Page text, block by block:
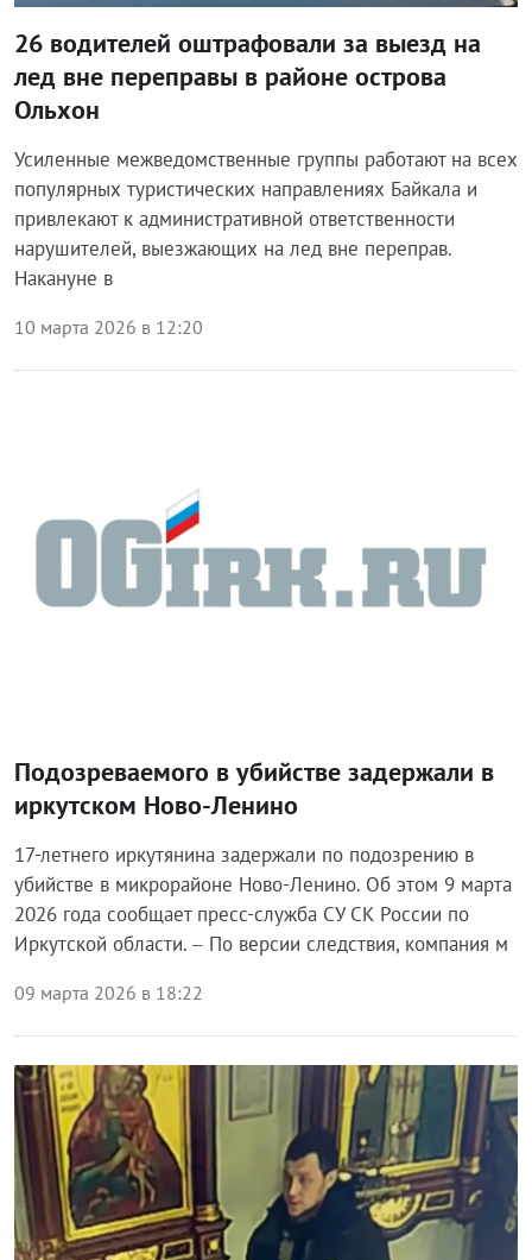
26 водителей оштрафовали за выезд на
лед вне переправы в районе острова
Ольхон
Усиленные межведомственные группы работают на всех
популярных туристических направлениях Байкала и
привлекают к административной ответственности
нарушителей, выезжающих на лед вне переправ.
Накануне в
10 марта 2026 в 12:20
Подозреваемого в убийстве задержали в
иркутском Ново-Ленино
17-летнего иркутянина задержали по подозрению в
убийстве в микрорайоне Ново-Ленино. Об этом 9 марта
2026 года сообщает пресс-служба СУ СК России по
Иркутской области. – По версии следствия, компания м
09 марта 2026 в 18:22
Происшествия